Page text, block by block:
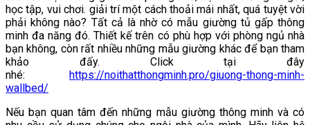
học tập, vui chơi. giải trí một cách thoải mái nhất, quá tuyệt vời
phải không nào? Tất cả là nhờ có mẫu giường tủ gấp thông
minh đa năng đó. Thiết kế trên có phù hợp với phòng ngủ nhà
bạn không, còn rất nhiều những mẫu giường khác để bạn tham
khảo đấy. Click tại đây
nhé:
https://noithatthongminh.pro/giuong-thong-minh-
wallbed/
Nếu bạn quan tâm đến những mẫu giường thông minh và có